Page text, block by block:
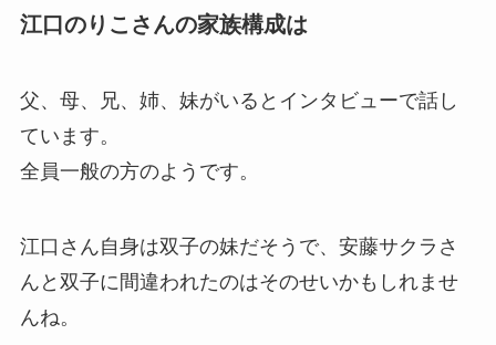
江口のりこさんの家族構成は
父、母、兄、姉、妹がいるとインタビューで話し
ています。
全員一般の方のようです。
江口さん自身は双子の妹だそうで、安藤サクラさ
んと双子に間違われたのはそのせいかもしれませ
んね。